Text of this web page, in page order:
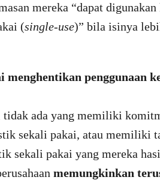
mereka “dapat
(single-use)” bila isinya
penggunaan
tidak ada yang memiliki
sekali pakai, atau memiliki
sekali pakai yang mereka
memungkinkan